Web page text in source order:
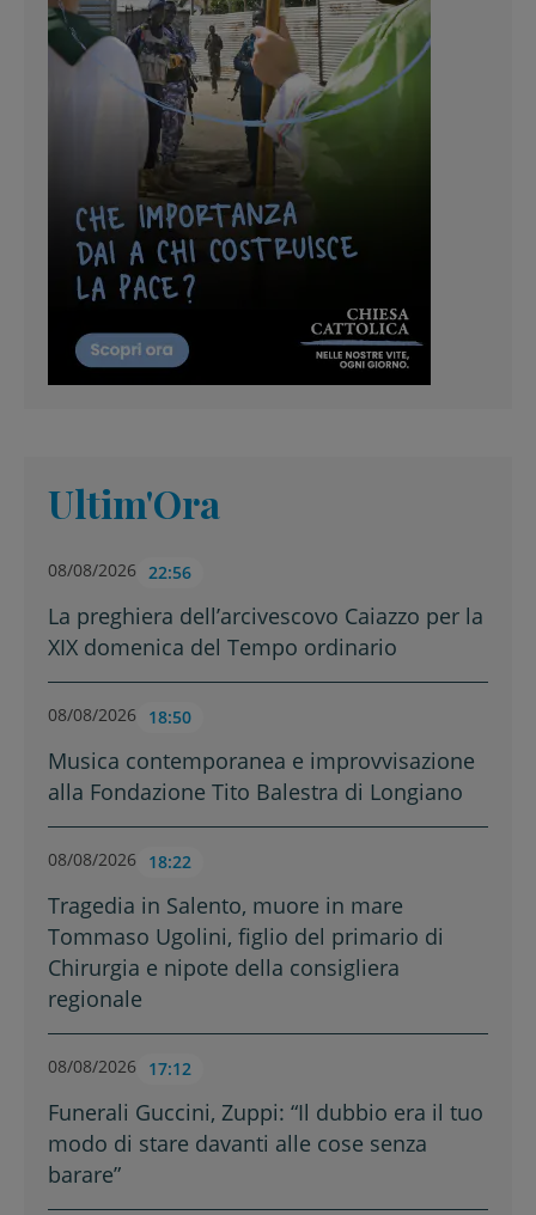
Ultim'Ora
08/08/2026 22:56
La preghiera dell’arcivescovo Caiazzo per la
XIX domenica del Tempo ordinario
08/08/2026 18:50
Musica contemporanea e improvvisazione
alla Fondazione Tito Balestra di Longiano
08/08/2026 18:22
Tragedia in Salento, muore in mare
Tommaso Ugolini, figlio del primario di
Chirurgia e nipote della consigliera
regionale
08/08/2026 17:12
Funerali Guccini, Zuppi: “Il dubbio era il tuo
modo di stare davanti alle cose senza
barare”